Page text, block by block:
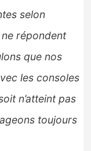
selon
ne répondent
que nos
les consoles
n’atteint pas
toujours